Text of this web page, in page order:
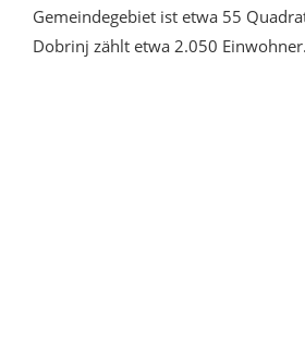
Gemeindegebiet ist etwa 55
Dobrinj zählt etwa 2.050 Einwohner.